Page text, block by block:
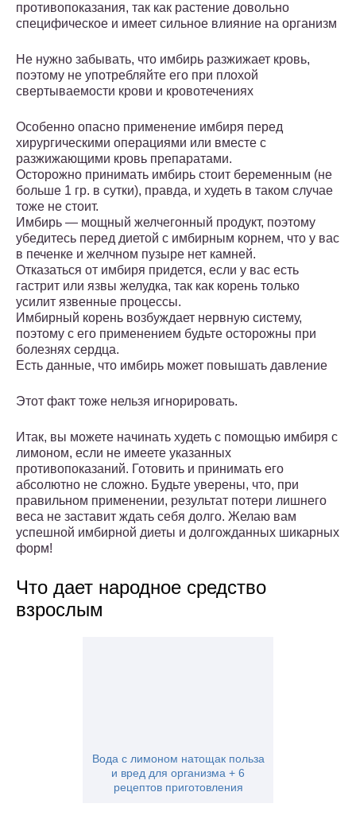
противопоказания, так как растение довольно
специфическое и имеет сильное влияние на организм
Не нужно забывать, что имбирь разжижает кровь,
поэтому не употребляйте его при плохой
свертываемости крови и кровотечениях
Особенно опасно применение имбиря перед
хирургическими операциями или вместе с
разжижающими кровь препаратами.
Осторожно принимать имбирь стоит беременным (не
больше 1 гр. в сутки), правда, и худеть в таком случае
тоже не стоит.
Имбирь — мощный желчегонный продукт, поэтому
убедитесь перед диетой с имбирным корнем, что у вас
в печенке и желчном пузыре нет камней.
Отказаться от имбиря придется, если у вас есть
гастрит или язвы желудка, так как корень только
усилит язвенные процессы.
Имбирный корень возбуждает нервную систему,
поэтому с его применением будьте осторожны при
болезнях сердца.
Есть данные, что имбирь может повышать давление
Этот факт тоже нельзя игнорировать.
Итак, вы можете начинать худеть с помощью имбиря с
лимоном, если не имеете указанных
противопоказаний. Готовить и принимать его
абсолютно не сложно. Будьте уверены, что, при
правильном применении, результат потери лишнего
веса не заставит ждать себя долго. Желаю вам
успешной имбирной диеты и долгожданных шикарных
форм!
Что дает народное средство
взрослым
Вода с лимоном натощак польза
и вред для организма + 6
рецептов приготовления